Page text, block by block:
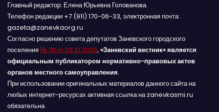
Главный редактор: Елена Юрьевна Голованова.
Телефон редакции +7 (911) 170-06-33, электронная почта:
gazeta@zanevkaorg.ru
Согласно решению совета депутатов Заневского городского
поселения № 78 от 09.10.2025, «Заневский вестник» является
официальным публикатором нормативно-правовых актов
органов местного самоуправления.
При использовании оригинальных материалов данного сайта на
любых интернет-ресурсах активная ссылка на zanevkasmi.ru
обязательна.